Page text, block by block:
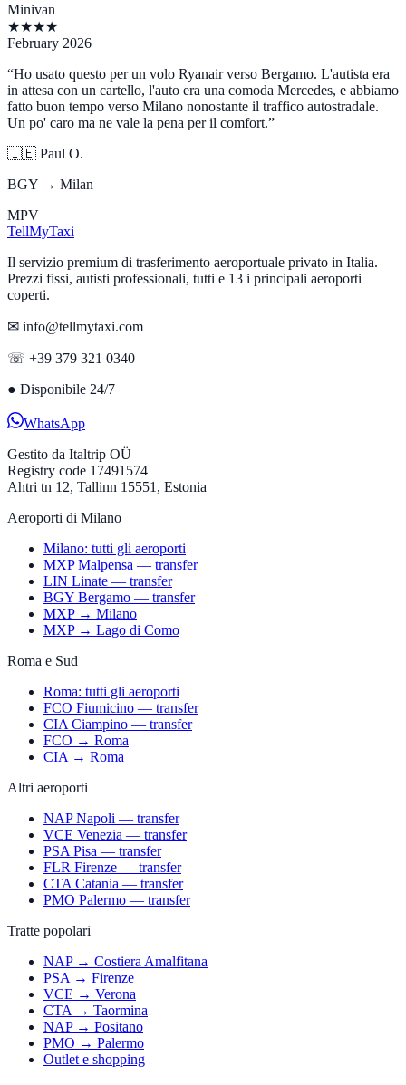
Minivan
★★★★
February 2026
“Ho usato questo per un volo Ryanair verso Bergamo. L'autista era
in attesa con un cartello, l'auto era una comoda Mercedes, e abbiamo
fatto buon tempo verso Milano nonostante il traffico autostradale.
Un po' caro ma ne vale la pena per il comfort.”
🇮🇪 Paul O.
BGY → Milan
MPV
TellMyTaxi
Il servizio premium di trasferimento aeroportuale privato in Italia.
Prezzi fissi, autisti professionali, tutti e 13 i principali aeroporti
coperti.
✉ info@tellmytaxi.com
☏ +39 379 321 0340
● Disponibile 24/7
WhatsApp
Gestito da Italtrip OÜ
Registry code 17491574
Ahtri tn 12, Tallinn 15551, Estonia
Aeroporti di Milano
Milano: tutti gli aeroporti
MXP Malpensa — transfer
LIN Linate — transfer
BGY Bergamo — transfer
MXP → Milano
MXP → Lago di Como
Roma e Sud
Roma: tutti gli aeroporti
FCO Fiumicino — transfer
CIA Ciampino — transfer
FCO → Roma
CIA → Roma
Altri aeroporti
NAP Napoli — transfer
VCE Venezia — transfer
PSA Pisa — transfer
FLR Firenze — transfer
CTA Catania — transfer
PMO Palermo — transfer
Tratte popolari
NAP → Costiera Amalfitana
PSA → Firenze
VCE → Verona
CTA → Taormina
NAP → Positano
PMO → Palermo
Outlet e shopping